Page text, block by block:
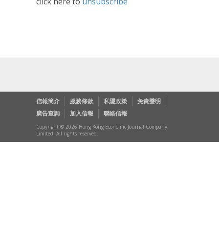
信報簡介 服務條款 私隱政策
免責聲明
廣告查詢
加入信報 聯絡信報
Copyright © 2026 Hong Kong Economic Journal Company
Limited. All rights reserved.